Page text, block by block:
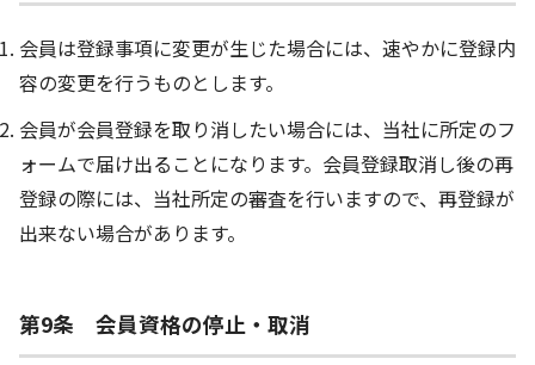
会員は登録事項に変更が生じた場合には、速やかに登録内
容の変更を行うものとします。
会員が会員登録を取り消したい場合には、当社に所定のフ
ォームで届け出ることになります。会員登録取消し後の再
登録の際には、当社所定の審査を行いますので、再登録が
出来ない場合があります。
第9条 会員資格の停止・取消